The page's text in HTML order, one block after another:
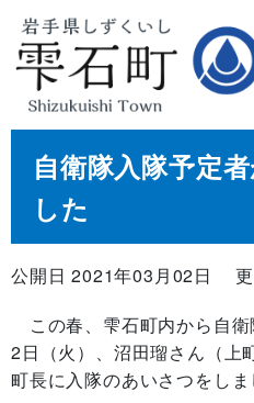
自衛隊入隊予定
した
公開日 2021年03月02日
この春、雫石町内から自
2日（火）、沼田瑠さん（上
町長に入隊のあいさつをしま